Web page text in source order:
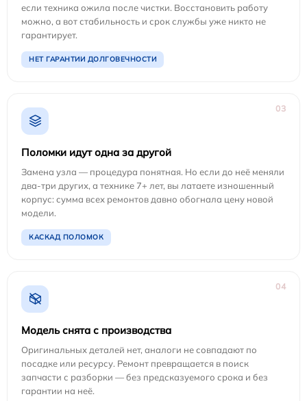
если техника ожила после чистки. Восстановить работу
можно, а вот стабильность и срок службы уже никто не
гарантирует.
НЕТ ГАРАНТИИ ДОЛГОВЕЧНОСТИ
03
Поломки идут одна за другой
Замена узла — процедура понятная. Но если до неё меняли
два-три других, а технике 7+ лет, вы латаете изношенный
корпус: сумма всех ремонтов давно обогнала цену новой
модели.
КАСКАД ПОЛОМОК
04
Модель снята с производства
Оригинальных деталей нет, аналоги не совпадают по
посадке или ресурсу. Ремонт превращается в поиск
запчасти с разборки — без предсказуемого срока и без
гарантии на неё.